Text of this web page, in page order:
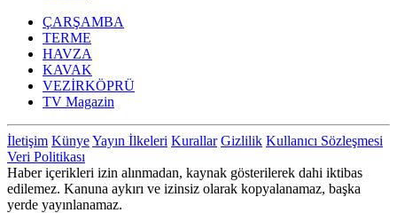
ÇARŞAMBA
TERME
HAVZA
KAVAK
VEZİRKÖPRÜ
TV Magazin
İletişim KünyeYayın İlkeleri Kurallar Gizlilik Kullanıcı Sözleşmesi
Veri Politikası
Haber içerikleri izin alınmadan, kaynak gösterilerek dahi iktibas
edilemez. Kanuna aykırı ve izinsiz olarak kopyalanamaz, başka
yerde yayınlanamaz.